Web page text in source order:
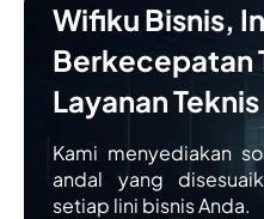
Wifiku Bisnis,
Berkecepatan
Layanan
Kami menyediakan
andal yang
setiap lini bisnis Anda.